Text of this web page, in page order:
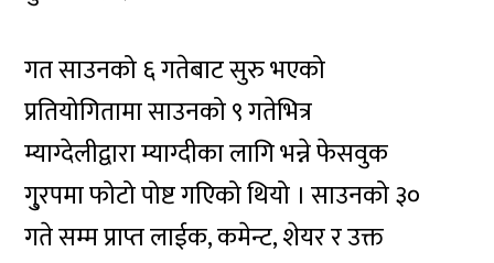
गत साउनको ६ गतेबाट सुरु भएको
प्रतियोगितामा साउनको ९ गतेभित्र
म्याग्देलीद्वारा म्याग्दीका लागि भन्ने फेसवुक
गु्रपमा फोटो पोष्ट गएिको थियो । साउनको ३०
गते सम्म प्राप्त लाईक, कमेन्ट, शेयर र उक्त